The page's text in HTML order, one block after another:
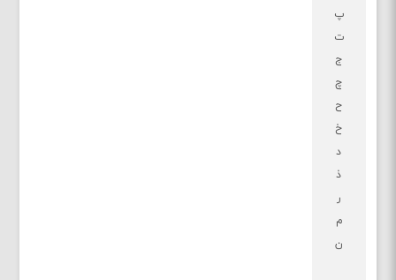
پ
ت
ج
چ
ح
خ
د
ذ
ر
م
ن